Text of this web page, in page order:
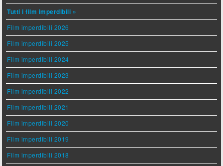
Tutti i film imperdibili »
Film imperdibili 2026
Film imperdibili 2025
Film imperdibili 2024
Film imperdibili 2023
Film imperdibili 2022
Film imperdibili 2021
Film imperdibili 2020
Film imperdibili 2019
Film imperdibili 2018